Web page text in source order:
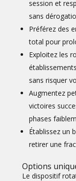
session et
sans
Préférez des
total pour
Exploitez les
sans risquer
Augmentez
victoires
phases
Établissez un
retirer une
Options
Le dispositif